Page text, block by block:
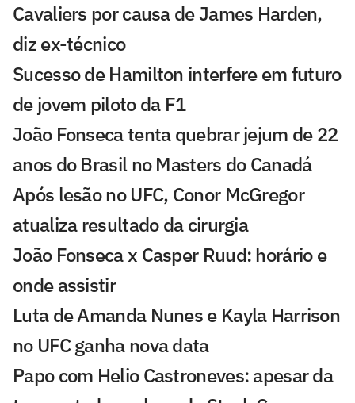
Cavaliers por causa de James Harden,
diz ex-técnico
Sucesso de Hamilton interfere em futuro
de jovem piloto da F1
João Fonseca tenta quebrar jejum de 22
anos do Brasil no Masters do Canadá
Após lesão no UFC, Conor McGregor
atualiza resultado da cirurgia
João Fonseca x Casper Ruud: horário e
onde assistir
Luta de Amanda Nunes e Kayla Harrison
no UFC ganha nova data
Papo com Helio Castroneves: apesar da